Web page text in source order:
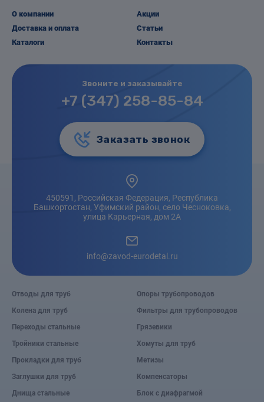
О компании
Доставка и оплата
Каталоги
Акции
Статьи
Контакты
Звоните и заказывайте
+7 (347) 258-85-84
Заказать звонок
450591, Российская Федерация, Республика
Башкортостан, Уфимский район, село Чесноковка,
улица Карьерная, дом 2А
info@zavod-eurodetal.ru
Отводы для труб
Колена для труб
Переходы стальные
Тройники стальные
Прокладки для труб
Заглушки для труб
Днища стальные
Опоры трубопроводов
Фильтры для трубопроводов
Грязевики
Хомуты для труб
Метизы
Компенсаторы
Блок с диафрагмой